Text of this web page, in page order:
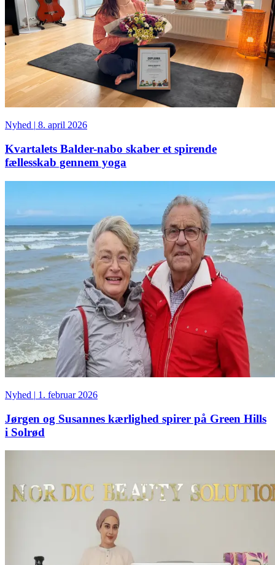
Nyhed | 8. april 2026
Kvartalets Balder-nabo skaber et spirende
fællesskab gennem yoga
Nyhed | 1. februar 2026
Jørgen og Susannes kærlighed spirer på Green Hills
i Solrød